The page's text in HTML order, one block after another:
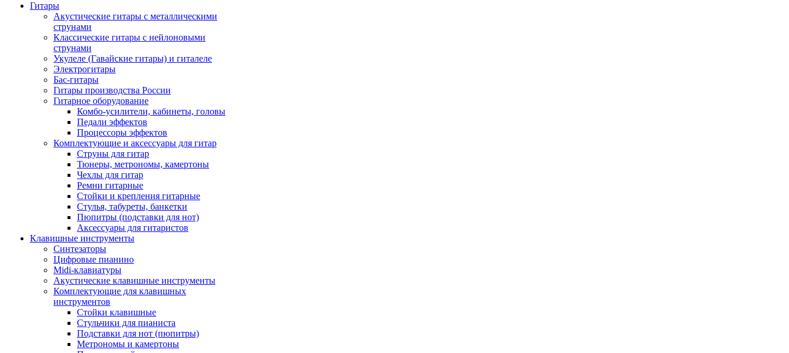
Гитары
Акустические гитары с металлическими
струнами
Классические гитары с нейлоновыми
струнами
Укулеле (Гавайские гитары) и гиталеле
Электрогитары
Бас-гитары
Гитары производства России
Гитарное оборудование
Комбо-усилители, кабинеты, головы
Педали эффектов
Процессоры эффектов
Комплектующие и аксессуары для гитар
Струны для гитар
Тюнеры, метрономы, камертоны
Чехлы для гитар
Ремни гитарные
Стойки и крепления гитарные
Стулья, табуреты, банкетки
Пюпитры (подставки для нот)
Аксессуары для гитаристов
Клавишные инструменты
Синтезаторы
Цифровые пианино
Midi-клавиатуры
Акустические клавишные инструменты
Комплектующие для клавишных
инструментов
Стойки клавишные
Стульчики для пианиста
Подставки для нот (пюпитры)
Метрономы и камертоны